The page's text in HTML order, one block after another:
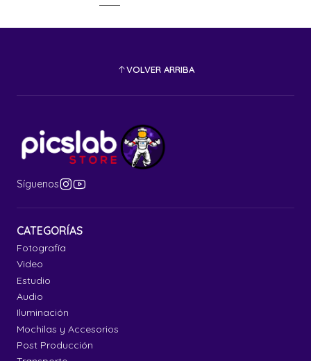
VOLVER ARRIBA
Síguenos
CATEGORÍAS
Fotografía
Video
Estudio
Audio
Iluminación
Mochilas y Accesorios
Post Producción